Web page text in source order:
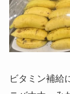
ビタミン補給